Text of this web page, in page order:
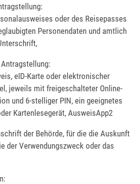
oder des Reisepasses
Personendaten und amtlich
eID-Karte oder elektronischer
jeweils mit freigeschalteter Online-
und 6-stelliger PIN, ein geeignetes
Kartenlesegerät, AusweisApp2
der Behörde, für die die Auskunft
der Verwendungszweck oder das